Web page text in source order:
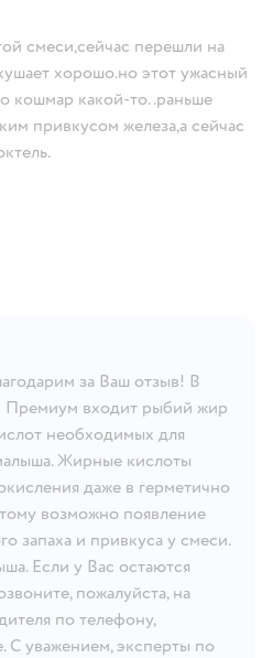
смеси,сейчас перешли на
хорошо.но этот ужасный
кошмар какой-то..раньше
привкусом железа,а сейчас
за Ваш отзыв! В
Премиум входит рыбий жир
необходимых для
Жирные кислоты
даже в герметично
возможно появление
запаха и привкуса у смеси.
Если у Вас остаются
пожалуйста, на
по телефону,
С уважением, эксперты по